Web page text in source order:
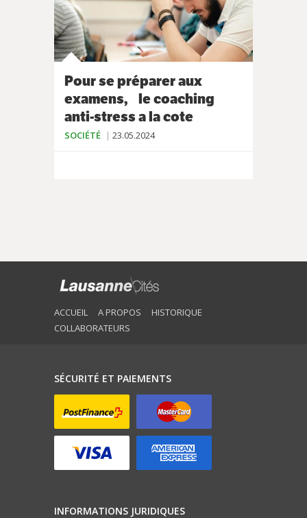
Pour se préparer aux
examens, le coaching
anti-stress a la cote
SOCIÉTÉ 23.05.2024
ACCUEIL A PROPOS
HISTORIQUE
COLLABORATEURS
SÉCURITÉ ET PAIEMENTS
INFORMATIONS JURIDIQUES